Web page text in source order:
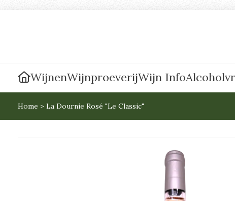
WijnenWijnproeverijWijn Info
Home > La Dournie Rosé "Le Classic"